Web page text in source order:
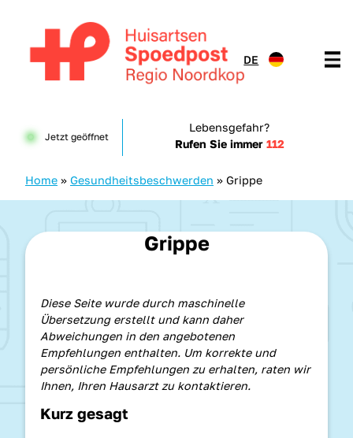
DE
Jetzt geöffnet
Lebensgefahr?
Rufen Sie immer 112
Home » Gesundheitsbeschwerden » Grippe
Grippe
Diese Seite wurde durch maschinelle
Übersetzung erstellt und kann daher
Abweichungen in den angebotenen
Empfehlungen enthalten. Um korrekte und
persönliche Empfehlungen zu erhalten, raten wir
Ihnen, Ihren Hausarzt zu kontaktieren.
Kurz gesagt